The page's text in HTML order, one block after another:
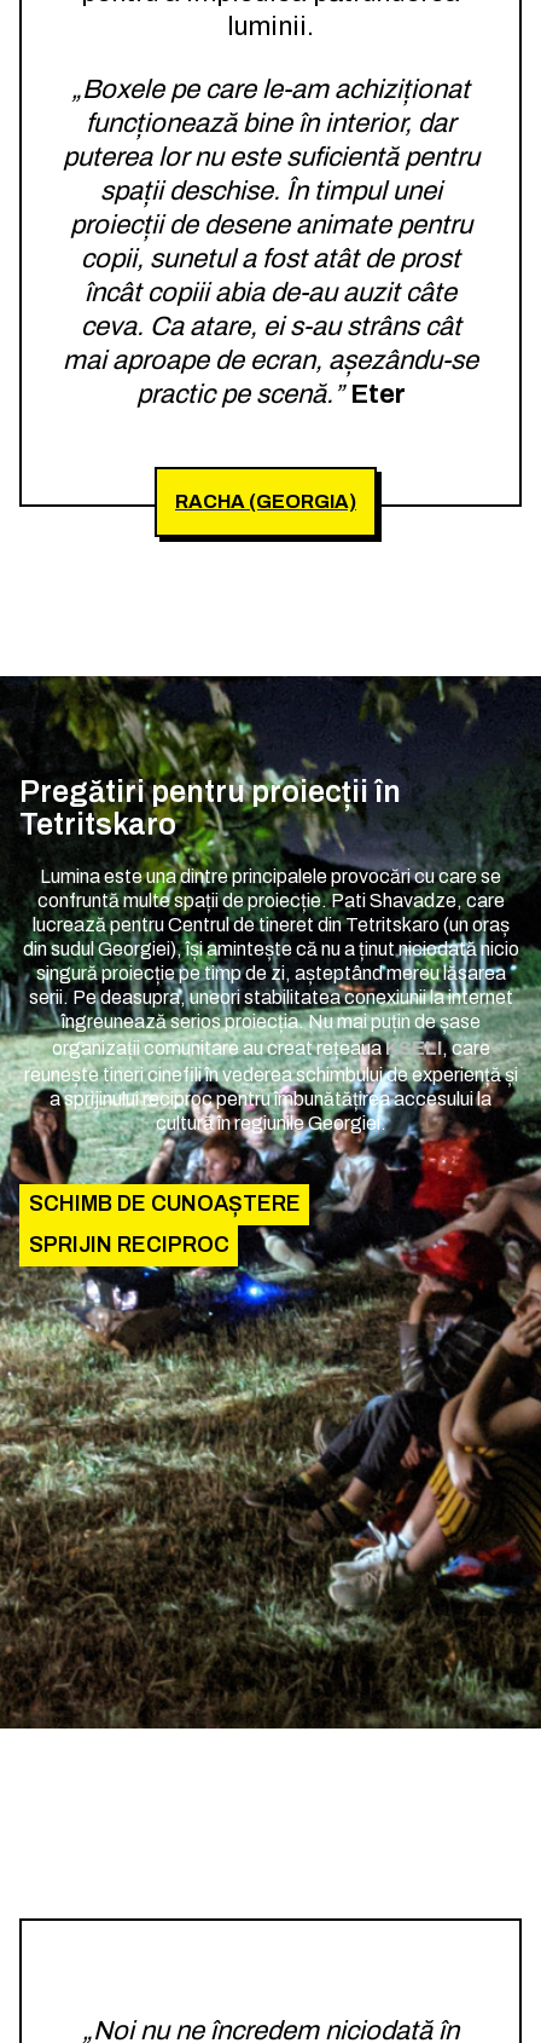
luminii.
„Boxele pe care le-am achiziționat
funcționează bine în interior, dar
puterea lor nu este suficientă pentru
spații deschise. În timpul unei
proiecții de desene animate pentru
copii, sunetul a fost atât de prost
încât copiii abia de-au auzit câte
ceva. Ca atare, ei s-au strâns cât
mai aproape de ecran, așezându-se
practic pe scenă.” Eter
RACHA (GEORGIA)
Pregătiri pentru proiecții în
Tetritskaro
Lumina este una dintre principalele provocări cu care se
confruntă multe spații de proiecție. Pati Shavadze, care
lucrează pentru Centrul de tineret din Tetritskaro (un oraș
din sudul Georgiei), își amintește că nu a ținut niciodată nicio
singură proiecție pe timp de zi, așteptând mereu lăsarea
serii. Pe deasupra, uneori stabilitatea conexiunii la internet
îngreunează serios proiecția. Nu mai puțin de șase
organizații comunitare au creat rețeauaKSELI, care
reunește tineri cinefili în vederea schimbului de experiență și
a sprijinului reciproc pentru îmbunătățirea accesului la
cultură în regiunile Georgiei.
SCHIMB DE CUNOAȘTERE
SPRIJIN RECIPROC
„Noi nu ne încredem niciodată în